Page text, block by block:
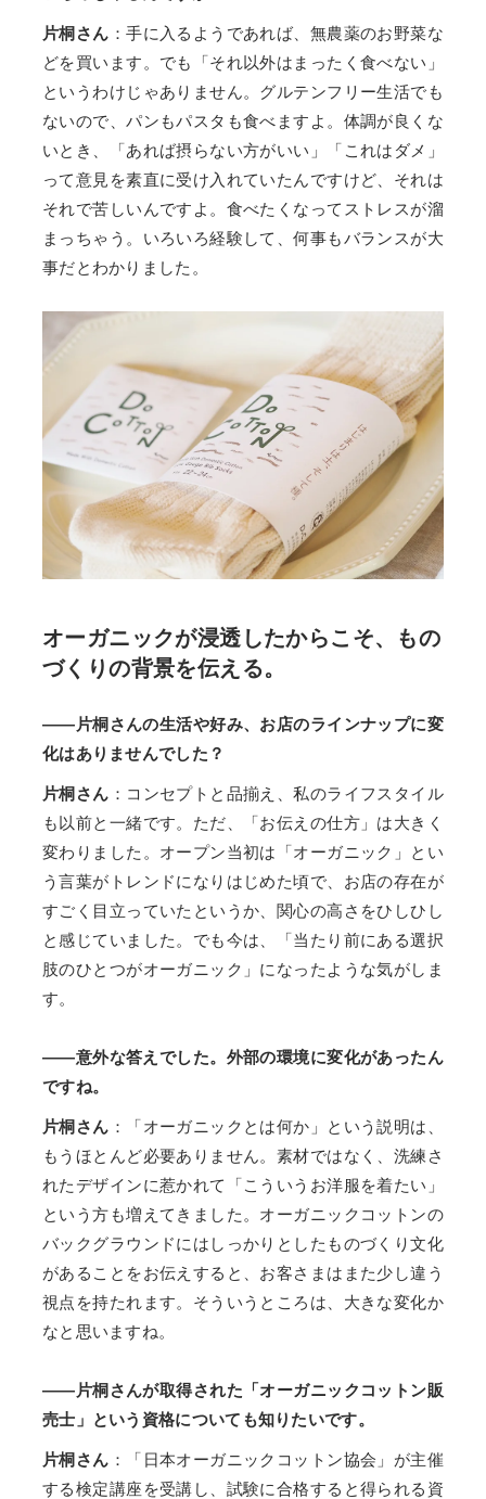
片桐さん ：手に入るようであれば、無農薬のお野菜な
どを買います。でも「それ以外はまったく食べない」
というわけじゃありません。グルテンフリー生活でも
ないので、パンもパスタも食べますよ。体調が良くな
いとき、「あれば摂らない方がいい」「これはダメ」
って意見を素直に受け入れていたんですけど、それは
それで苦しいんですよ。食べたくなってストレスが溜
まっちゃう。いろいろ経験して、何事もバランスが大
事だとわかりました。
オーガニックが浸透したからこそ、もの
づくりの背景を伝える。
――片桐さんの生活や好み、お店のラインナップに変
化はありませんでした？
片桐さん ：コンセプトと品揃え、私のライフスタイル
も以前と一緒です。ただ、「お伝えの仕方」は大きく
変わりました。オープン当初は「オーガニック」とい
う言葉がトレンドになりはじめた頃で、お店の存在が
すごく目立っていたというか、関心の高さをひしひし
と感じていました。でも今は、「当たり前にある選択
肢のひとつがオーガニック」になったような気がしま
す。
――意外な答えでした。外部の環境に変化があったん
ですね。
片桐さん ：「オーガニックとは何か」という説明は、
もうほとんど必要ありません。素材ではなく、洗練さ
れたデザインに惹かれて「こういうお洋服を着たい」
という方も増えてきました。オーガニックコットンの
バックグラウンドにはしっかりとしたものづくり文化
があることをお伝えすると、お客さまはまた少し違う
視点を持たれます。そういうところは、大きな変化か
なと思いますね。
――片桐さんが取得された「オーガニックコットン販
売士」という資格についても知りたいです。
片桐さん ：「日本オーガニックコットン協会」が主催
する検定講座を受講し、試験に合格すると得られる資